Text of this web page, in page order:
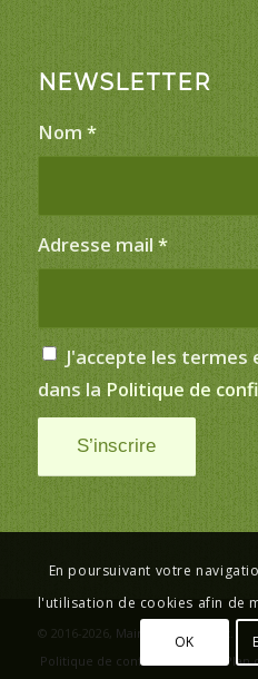
NEWSLETTER
Nom *
Adresse mail *
J'accepte les termes
dans la Politique de
© 2016-2026, Mairie de Saint-Just
Politique de confidentialité
Plan
En poursuivant votre
l'utilisation de cookies afin de
OK